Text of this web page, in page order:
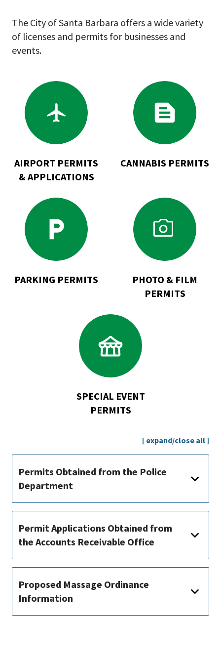
The City of Santa Barbara offers a wide variety
of licenses and permits for businesses and
events.
Go
to
Airport
Permits
&
Applications
AIRPORT PERMITS
& APPLICATIONS
Go
to
Cannabis
Permits
CANNABIS PERMITS
Go
to
Parking
Permits
PARKING PERMITS
Go
to
Photo
Film
Permits
PHOTO & FILM
PERMITS
Go
to
Special
Event
Permits
SPECIAL EVENT
PERMITS
[ expand/close all ]
Permits Obtained from the Police
Department
Permit Applications Obtained from
the Accounts Receivable Office
Proposed Massage Ordinance
Information